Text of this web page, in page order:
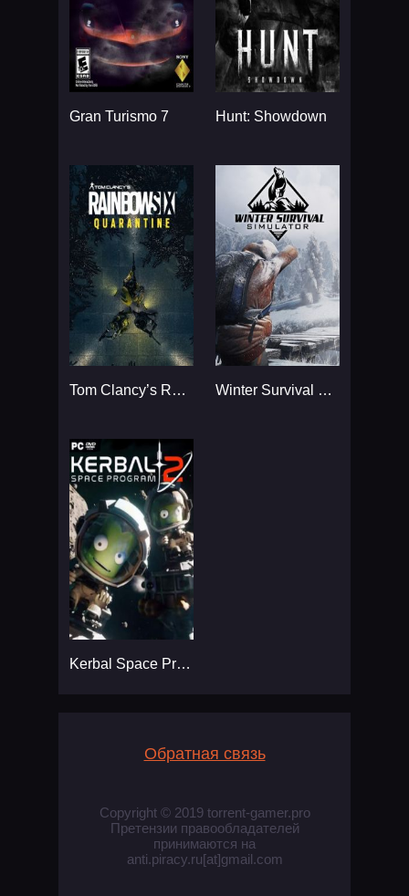
Gran Turismo 7 Hunt: Showdown
Tom Clancy’s Rainbow Six Winter Survival Simulator
Kerbal Space Program 2
Обратная связь
Copyright © 2019 torrent-gamer.pro
Претензии правообладателей
принимаются на
anti.piracy.ru[at]gmail.com